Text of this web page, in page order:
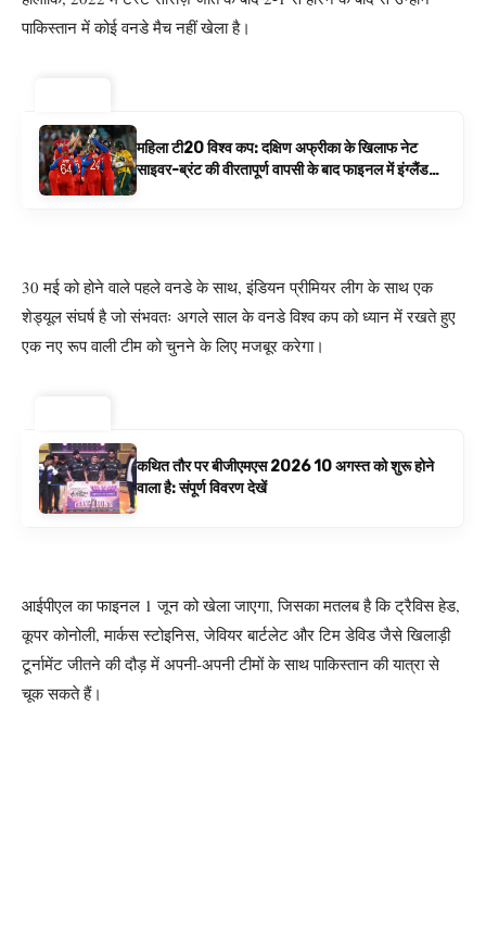
पाकिस्तान में कोई वनडे मैच नहीं खेला है।
महिला टी20 विश्व कप: दक्षिण अफ्रीका के खिलाफ नेट
साइवर-ब्रंट की वीरतापूर्ण वापसी के बाद फाइनल में इंग्लैंड
30 मई को होने वाले पहले वनडे के साथ, इंडियन प्रीमियर लीग के साथ एक
शेड्यूल संघर्ष है जो संभवतः अगले साल के वनडे विश्व कप को ध्यान में रखते हुए
एक नए रूप वाली टीम को चुनने के लिए मजबूर करेगा।
कथित तौर पर बीजीएमएस 2026 10 अगस्त को शुरू होने
वाला है: संपूर्ण विवरण देखें
आईपीएल का फाइनल 1 जून को खेला जाएगा, जिसका मतलब है कि ट्रैविस हेड,
कूपर कोनोली, मार्कस स्टोइनिस, जेवियर बार्टलेट और टिम डेविड जैसे खिलाड़ी
टूर्नामेंट जीतने की दौड़ में अपनी-अपनी टीमों के साथ पाकिस्तान की यात्रा से
चूक सकते हैं।